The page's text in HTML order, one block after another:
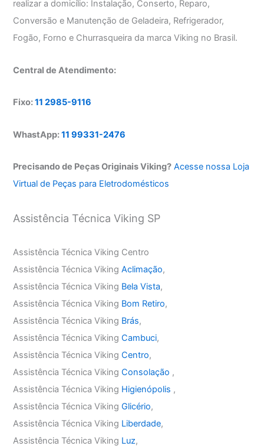
realizar a domicílio: Instalação, Conserto, Reparo,
Conversão e Manutenção de Geladeira, Refrigerador,
Fogão, Forno e Churrasqueira da marca Viking no Brasil.
Central de Atendimento:
Fixo:11 2985-9116
WhastApp:11 99331-2476
Precisando de Peças Originais Viking? Acesse nossa Loja
Virtual de Peças para Eletrodomésticos
Assistência Técnica Viking SP
Assistência Técnica Viking Centro
Assistência Técnica VikingAclimação,
Assistência Técnica Viking Bela Vista,
Assistência Técnica Viking Bom Retiro,
Assistência Técnica Viking Brás,
Assistência Técnica VikingCambuci,
Assistência Técnica VikingCentro,
Assistência Técnica VikingConsolação ,
Assistência Técnica Viking Higienópolis ,
Assistência Técnica VikingGlicério,
Assistência Técnica Viking Liberdade,
Assistência Técnica Viking Luz,